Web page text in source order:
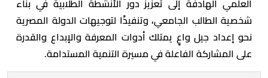
العلمي الهادفة إلى تعزيز دور الأنشطة الطلابية في بناء
شخصية الطالب الجامعي، وتنفيذًا لتوجيهات الدولة المصرية
نحو إعداد جيل واعٍ يمتلك أدوات المعرفة والإبداع والقدرة
على المشاركة الفاعلة في مسيرة التنمية المستدامة.